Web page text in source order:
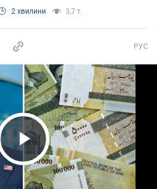
2 хвилини 3,7 т.
РУС
Play Video